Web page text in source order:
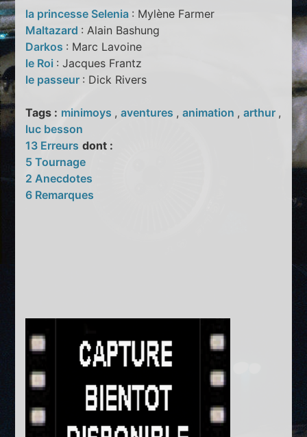
la princesse Selenia : Mylène Farmer
Maltazard : Alain Bashung
Darkos : Marc Lavoine
le Roi : Jacques Frantz
le passeur : Dick Rivers
Tags : minimoys ,aventures ,animation ,arthur ,
luc besson
13 Erreurs dont :
5 Tournage
2 Anecdotes
6 Remarques